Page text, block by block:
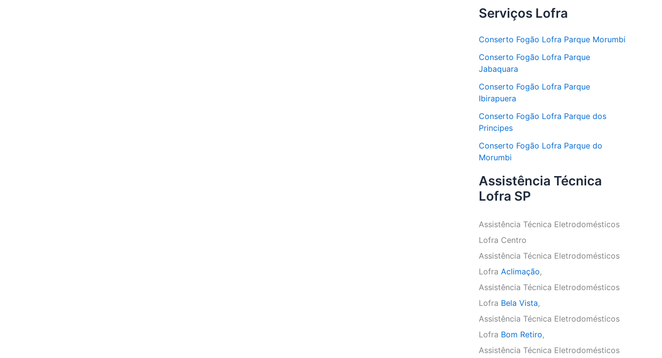
Serviços Lofra
Conserto Fogão Lofra Parque Morumbi
Conserto Fogão Lofra Parque
Jabaquara
Conserto Fogão Lofra Parque
Ibirapuera
Conserto Fogão Lofra Parque dos
Principes
Conserto Fogão Lofra Parque do
Morumbi
Assistência Técnica
Lofra SP
Assistência Técnica Eletrodomésticos
Lofra Centro
Assistência Técnica Eletrodomésticos
Lofra Aclimação,
Assistência Técnica Eletrodomésticos
Lofra Bela Vista,
Assistência Técnica Eletrodomésticos
Lofra Bom Retiro,
Assistência Técnica Eletrodomésticos